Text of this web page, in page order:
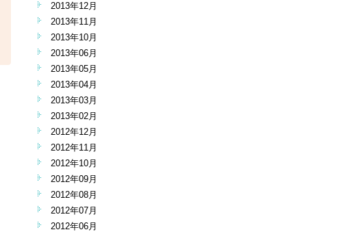
2013年12月
2013年11月
2013年10月
2013年06月
2013年05月
2013年04月
2013年03月
2013年02月
2012年12月
2012年11月
2012年10月
2012年09月
2012年08月
2012年07月
2012年06月